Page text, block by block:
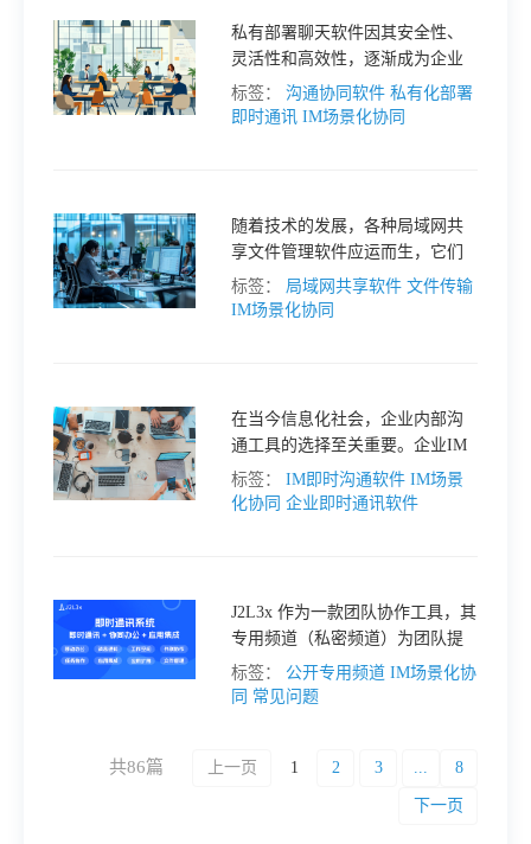
私有部署聊天软件因其安全性、
灵活性和高效性，逐渐成为企业
提升团队协作效率的重要工具。
本文将探讨私有部署聊天软件的
标签： 沟通协同软件 私有化部署
即时通讯 IM场景化协同
随着技术的发展，各种局域网共
享文件管理软件应运而生，它们
在功能、易用性和适用场景上各
具特色。
标签： 局域网共享软件 文件传输
IM场景化协同
在当今信息化社会，企业内部沟
通工具的选择至关重要。企业IM
软件是企业内部沟通的重要工
具，可以提高工作效率，促进团
标签： IM即时沟通软件 IM场景
化协同 企业即时通讯软件
J2L3x 作为一款团队协作工具，其
专用频道（私密频道）为团队提
供了一个安全、私密的沟通空
间。以下是 J2L3x 专用频道的一
标签： 公开专用频道 IM场景化协
同 常见问题
共86篇 上一页 1 2 3 ... 8
下一页